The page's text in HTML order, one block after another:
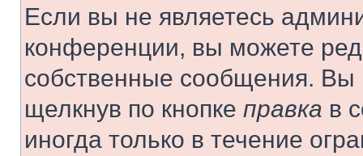
Если вы не являетесь
конференции, вы можете
собственные сообщения. Вы
щелкнув по кнопке правка в
иногда только в течение